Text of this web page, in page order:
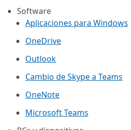
Software
Aplicaciones para Windows
OneDrive
Outlook
Cambio de Skype a Teams
OneNote
Microsoft Teams